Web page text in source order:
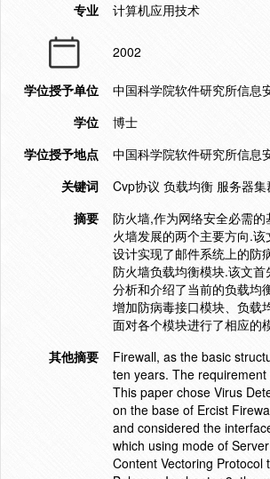
专业
计算机应用技术
2002
学位授予单位
中国科学院软件研究所信息
学位
博士
学位授予地点
中国科学院软件研究所信息
关键词
Cvp协议 负载均衡 服务器
摘要
防火墙,作为网络安全必需
火墙发展的两个主要方向.
设计实现了邮件系统上的防
防火墙负载均衡模块.该文
分析和介绍了当前的负载均
增加防病毒接口模块、负载
面对各个模块进行了相应的
其他摘要
Firewall, as the basic
ten years. The
This paper chose Virus
on the base of Ercist
and considered the
which using mode of
Content Vectoring